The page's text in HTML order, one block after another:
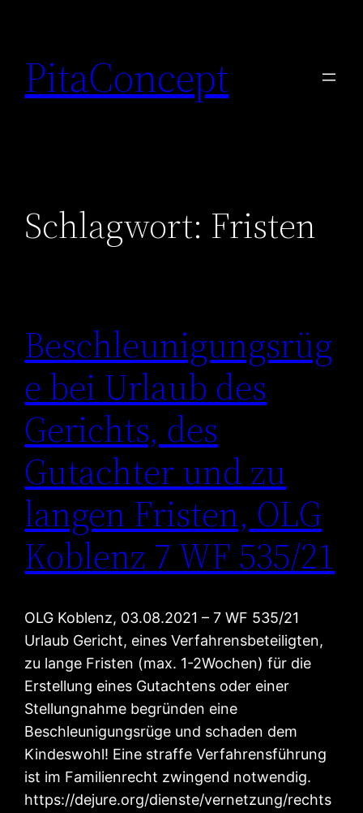
springen
PitaConcept
Schlagwort: Fristen
Beschleunigungsrüg
e bei Urlaub des
Gerichts, des
Gutachter und zu
langen Fristen, OLG
Koblenz 7 WF 535/21
OLG Koblenz, 03.08.2021 – 7 WF 535/21
Urlaub Gericht, eines Verfahrensbeteiligten,
zu lange Fristen (max. 1-2Wochen) für die
Erstellung eines Gutachtens oder einer
Stellungnahme begründen eine
Beschleunigungsrüge und schaden dem
Kindeswohl! Eine straffe Verfahrensführung
ist im Familienrecht zwingend notwendig.
https://dejure.org/dienste/vernetzung/rechts